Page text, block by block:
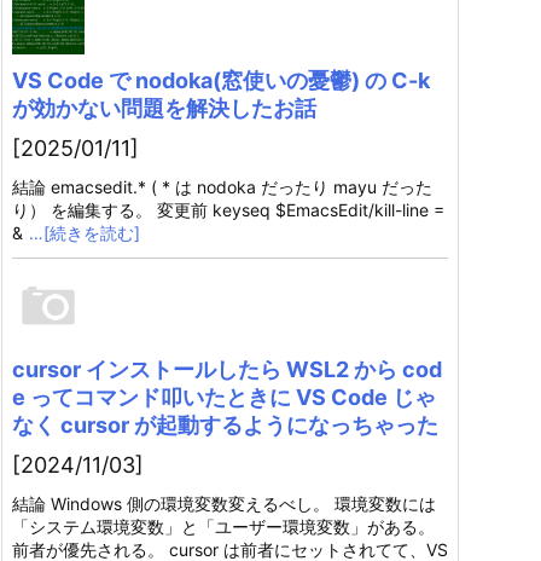
VS Code で nodoka(窓使いの憂鬱) の C-k
が効かない問題を解決したお話
[2025/01/11]
結論 emacsedit.* ( * は nodoka だったり mayu だった
り） を編集する。 変更前 keyseq $EmacsEdit/kill-line =
& …[続きを読む]
cursor インストールしたら WSL2 から cod
e ってコマンド叩いたときに VS Code じゃ
なく cursor が起動するようになっちゃった
[2024/11/03]
結論 Windows 側の環境変数変えるべし。 環境変数には
「システム環境変数」と「ユーザー環境変数」がある。
前者が優先される。 cursor は前者にセットされてて、VS